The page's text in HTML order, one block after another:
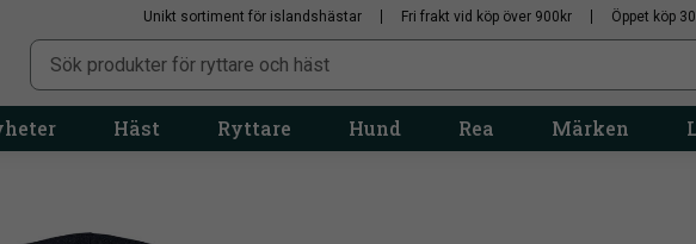
Unikt sortiment för islandshästar Fri frakt vid köp över 900kr Öppet köp
Häst Ryttare Hund Rea Märken